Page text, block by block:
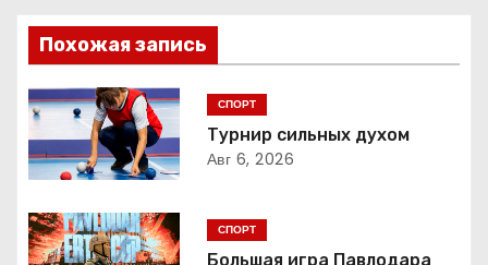
в
и
г
а
ц
и
Похожая запись
СПОРТ
Турнир сильных духом
Авг 6, 2026
СПОРТ
Большая игра Павлодара